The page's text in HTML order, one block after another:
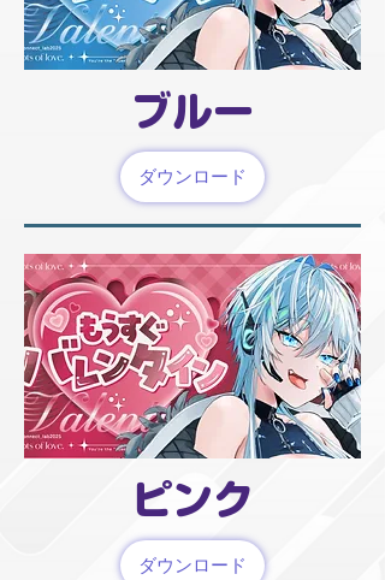
ブルー
ダウンロード
ピンク
ダウンロード